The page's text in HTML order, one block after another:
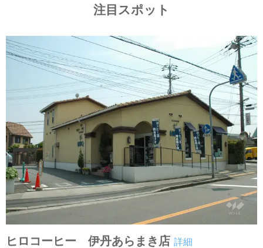
注目スポット
ヒロコーヒー 伊丹あらまき店 詳細